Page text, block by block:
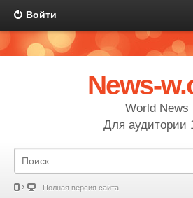
Войти
News-
World News
Для аудитории
Полная версия сайта